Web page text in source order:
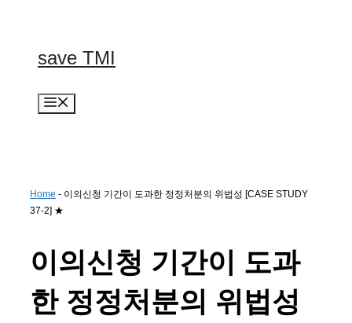
save TMI
Home - 이의신청 기간이 도과한 정정처분의 위법성 [CASE STUDY
37-2] ★
이의신청 기간이 도과
한 정정처분의 위법성